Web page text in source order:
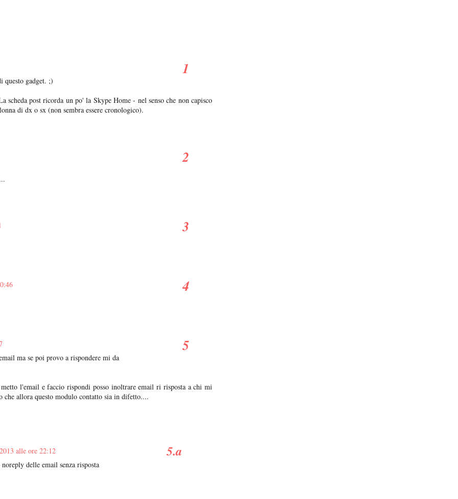
questo gadget. ;)
post ricorda un po' la Skype Home - nel senso che non capisco
di dx o sx (non sembra essere cronologico).
ma se poi provo a rispondere mi da
l'email e faccio rispondi posso inoltrare email ri risposta a chi mi
che allora questo modulo contatto sia in difetto....
alle ore 22:12
delle email senza risposta